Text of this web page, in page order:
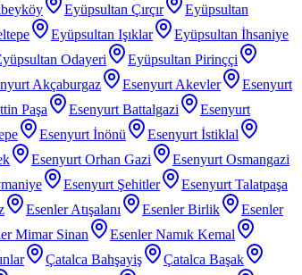
Eyüpsultan Çırçır
Eyüpsultan
Eyüpsultan Işıklar
Eyüpsultan İhsaniye
Odayeri
Eyüpsultan Pirinççi
Akçaburgaz Esenyurt Akevler
Esenyurt
Paşa Esenyurt Battalgazi
Esenyurt
Esenyurt İnönü
Esenyurt İstiklal
Esenyurt Orhan Gazi
Esenyurt Osmangazi
Esenyurt Şehitler
Esenyurt Talatpaşa
Esenler Atışalanı Esenler Birlik
Esenler
Mimar Sinan
Esenler Namık Kemal
Çatalca Bahşayiş
Çatalca Başak